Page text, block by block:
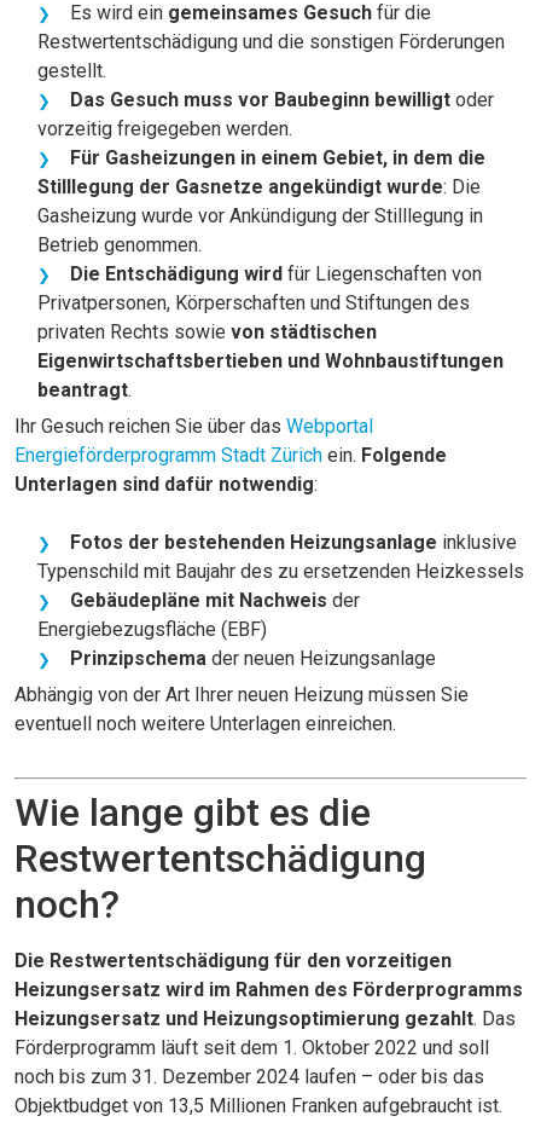
Es wird ein gemeinsames Gesuch für die
Restwertentschädigung und die sonstigen Förderungen
gestellt.
Das Gesuch muss vor Baubeginn bewilligt oder
vorzeitig freigegeben werden.
Für Gasheizungen in einem Gebiet, in dem die
Stilllegung der Gasnetze angekündigt wurde: Die
Gasheizung wurde vor Ankündigung der Stilllegung in
Betrieb genommen.
Die Entschädigung wird für Liegenschaften von
Privatpersonen, Körperschaften und Stiftungen des
privaten Rechts sowievon städtischen
Eigenwirtschaftsbertieben und Wohnbaustiftungen
beantragt.
Ihr Gesuch reichen Sie über das Webportal
Energieförderprogramm Stadt Zürich ein. Folgende
Unterlagen sind dafür notwendig:
Fotos der bestehenden Heizungsanlage inklusive
Typenschild mit Baujahr des zu ersetzenden Heizkessels
Gebäudepläne mit Nachweis der
Energiebezugsfläche (EBF)
Prinzipschema der neuen Heizungsanlage
Abhängig von der Art Ihrer neuen Heizung müssen Sie
eventuell noch weitere Unterlagen einreichen.
Wie lange gibt es die
Restwertentschädigung
noch?
Die Restwertentschädigung für den vorzeitigen
Heizungsersatz wird im Rahmen des Förderprogramms
Heizungsersatz und Heizungsoptimierung gezahlt. Das
Förderprogramm läuft seit dem 1. Oktober 2022 und soll
noch bis zum 31. Dezember 2024 laufen – oder bis das
Objektbudget von 13,5 Millionen Franken aufgebraucht ist.